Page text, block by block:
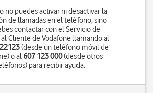
no puedes activar ni desactivar la
de llamadas en el teléfono, sino
contactar con el Servicio de
Cliente de Vodafone llamando al
22123(desde un teléfono móvil de
o al 607 123 000(desde otros
para recibir ayuda.